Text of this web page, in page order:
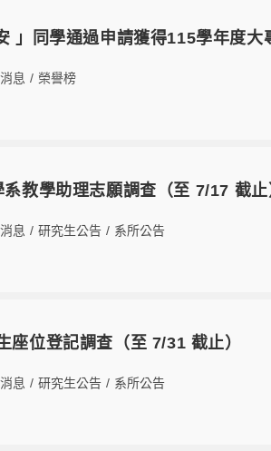
」同學通過申請獲得115學年度大
息 / 榮譽榜
教學助理志願調查（至 7/17 截
息 / 研究生公告 / 系所公告
座位登記調查（至 7/31 截止）
息 / 研究生公告 / 系所公告